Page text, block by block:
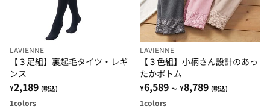
LAVIENNE
【３足組】裏起毛タイツ・レギ
ンス
¥2,189 (税込)
1colors
LAVIENNE
【３色組】小柄さん設計のあっ
たかボトム
¥6,589 ～ ¥8,789 (税込)
1colors